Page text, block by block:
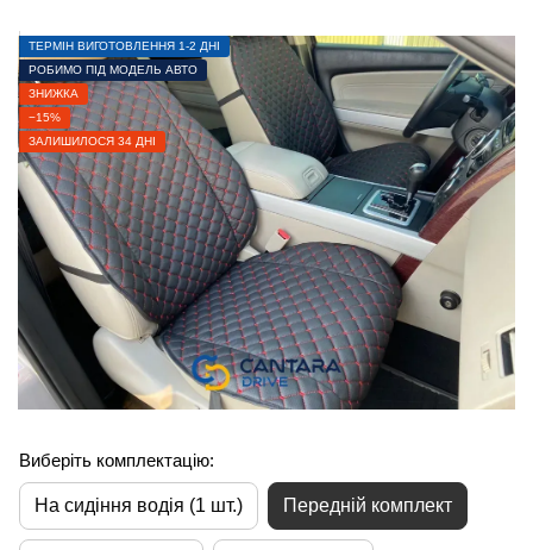
ТЕРМІН ВИГОТОВЛЕННЯ 1-2 ДНІ
РОБИМО ПІД МОДЕЛЬ АВТО
ЗНИЖКА
−15%
ЗАЛИШИЛОСЯ 34 ДНІ
Виберіть комплектацію:
На сидіння водія (1 шт.) Передній комплект